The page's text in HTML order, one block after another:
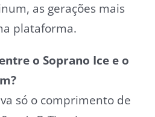
as gerações mais
plataforma.
o Soprano Ice e o
só o comprimento de